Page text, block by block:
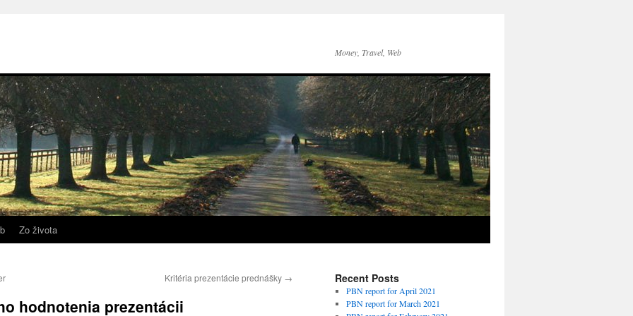
Money, Travel, Web
Zo života
Kritéria prezentácie prednášky →
hodnotenia prezentácii
Recent Posts
PBN report for April 2021
PBN report for March 2021